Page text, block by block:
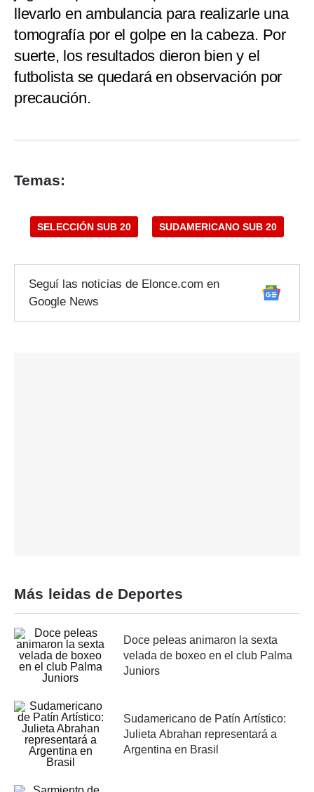
llevarlo en ambulancia para realizarle una
tomografía por el golpe en la cabeza. Por
suerte, los resultados dieron bien y el
futbolista se quedará en observación por
precaución.
Temas:
SELECCIÓN SUB 20 SUDAMERICANO SUB 20
Seguí las noticias de Elonce.com en
Google News
Más leidas de Deportes
Doce peleas animaron la sexta
velada de boxeo en el club Palma
Juniors
Sudamericano de Patín Artístico:
Julieta Abrahan representará a
Argentina en Brasil